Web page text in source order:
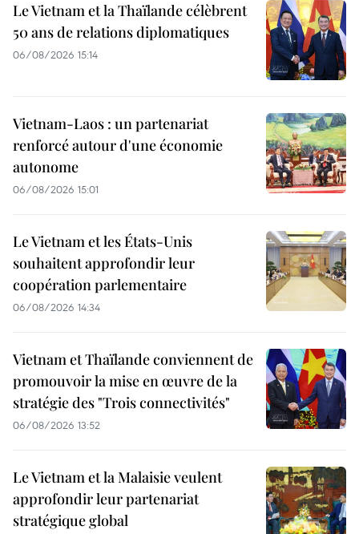
Le Vietnam et la Thaïlande célèbrent
50 ans de relations diplomatiques
06/08/2026 15:14
Vietnam-Laos : un partenariat
renforcé autour d'une économie
autonome
06/08/2026 15:01
Le Vietnam et les États-Unis
souhaitent approfondir leur
coopération parlementaire
06/08/2026 14:34
Vietnam et Thaïlande conviennent de
promouvoir la mise en œuvre de la
stratégie des "Trois connectivités"
06/08/2026 13:52
Le Vietnam et la Malaisie veulent
approfondir leur partenariat
stratégique global